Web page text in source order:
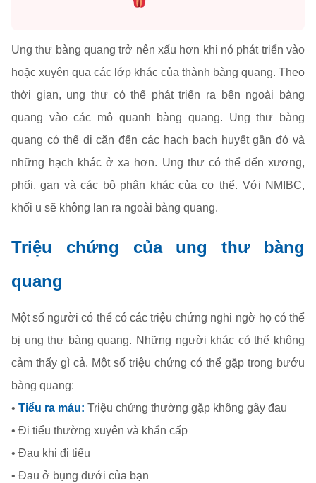
Ung thư bàng quang trở nên xấu hơn khi nó phát triển vào
hoặc xuyên qua các lớp khác của thành bàng quang. Theo
thời gian, ung thư có thể phát triển ra bên ngoài bàng
quang vào các mô quanh bàng quang. Ung thư bàng
quang có thể di căn đến các hạch bạch huyết gần đó và
những hạch khác ở xa hơn. Ung thư có thể đến xương,
phổi, gan và các bộ phận khác của cơ thể. Với NMIBC,
khối u sẽ không lan ra ngoài bàng quang.
Triệu chứng của ung thư bàng
quang
Một số người có thể có các triệu chứng nghi ngờ họ có thể
bị ung thư bàng quang. Những người khác có thể không
cảm thấy gì cả. Một số triệu chứng có thể gặp trong bướu
bàng quang:
• Tiểu ra máu: Triệu chứng thường gặp không gây đau
• Đi tiểu thường xuyên và khẩn cấp
• Đau khi đi tiểu
• Đau ở bụng dưới của bạn